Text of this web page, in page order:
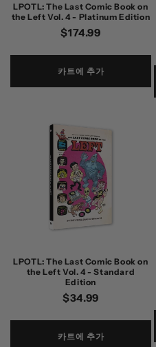
LPOTL: The Last Comic Book on
the Left Vol. 4 - Platinum Edition
정
$174.99
카트에 추가
LPOTL: The Last Comic Book on
the Left Vol. 4 - Standard
Edition
정
$34.99
카트에 추가